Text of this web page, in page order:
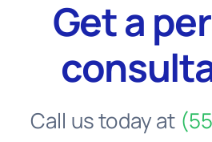
Get a
Call us today at